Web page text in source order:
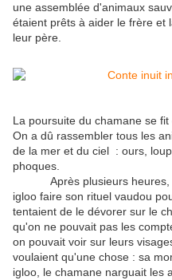
une assemblée d'animaux
étaient prêts à aider le frère
leur père.
La poursuite du chamane se
On a dû rassembler tous les
de la mer et du ciel : ours,
phoques.
Après plusieurs heures,
igloo faire son rituel vaudou
tentaient de le dévorer sur le
qu'on ne pouvait pas les
on pouvait voir sur leurs
voulaient qu'une chose : sa
igloo, le chamane narguait les